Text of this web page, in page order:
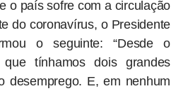
o país sofre com a circulação
do coronavírus, o Presidente
o seguinte: “Desde o
tínhamos dois grandes
desemprego. E, em nenhum